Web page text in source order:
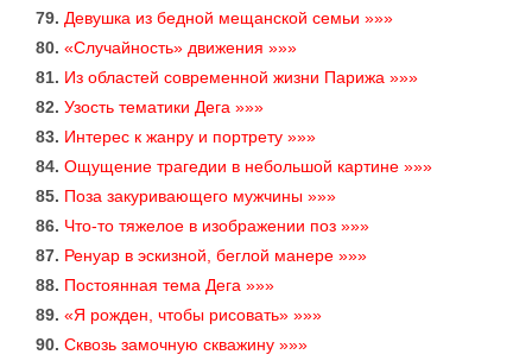
79. Девушка из бедной мещанской семьи »»»
80. «Случайность» движения »»»
81. Из областей современной жизни Парижа »»»
82. Узость тематики Дега »»»
83. Интерес к жанру и портрету »»»
84. Ощущение трагедии в небольшой картине »»»
85. Поза закуривающего мужчины »»»
86. Что-то тяжелое в изображении поз »»»
87. Ренуар в эскизной, беглой манере »»»
88. Постоянная тема Дега »»»
89. «Я рожден, чтобы рисовать» »»»
90. Сквозь замочную скважину »»»